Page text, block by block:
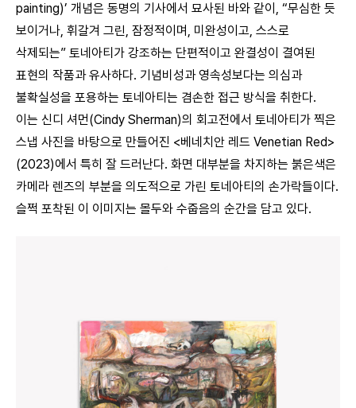
painting)’ 개념은 동명의 기사에서 묘사된 바와 같이, “무심한 듯
보이거나, 휘갈겨 그린, 잠정적이며, 미완성이고, 스스로
삭제되는” 토네아티가 강조하는 단편적이고 완결성이 결여된
표현의 작품과 유사하다. 기념비성과 영속성보다는 의심과
불확실성을 포용하는 토네아티는 겸손한 접근 방식을 취한다.
이는 신디 셔먼(Cindy Sherman)의 회고전에서 토네아티가 찍은
스냅 사진을 바탕으로 만들어진 <베네치안 레드 Venetian Red>
(2023)에서 특히 잘 드러난다. 화면 대부분을 차지하는 붉은색은
카메라 렌즈의 부분을 의도적으로 가린 토네아티의 손가락들이다.
슬쩍 포착된 이 이미지는 몰두와 수줍음의 순간을 담고 있다.